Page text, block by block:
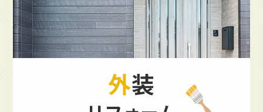
外装